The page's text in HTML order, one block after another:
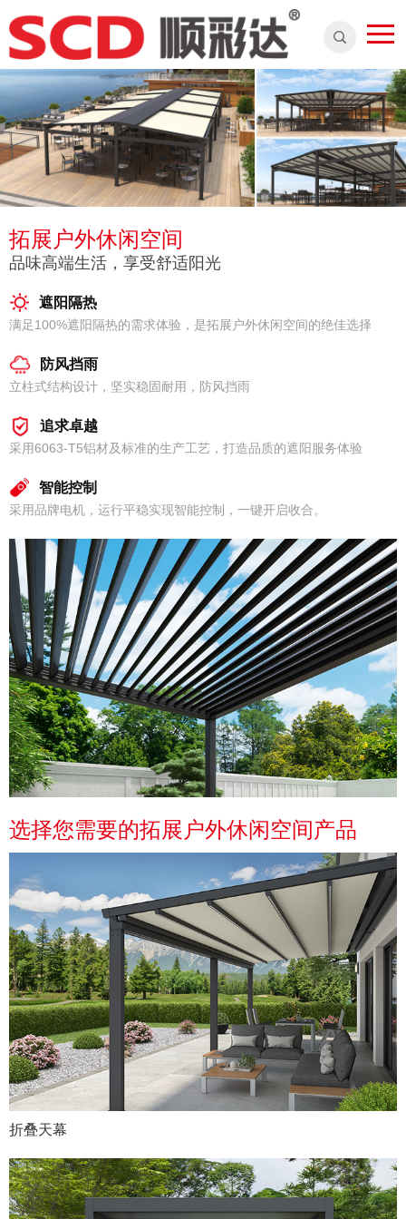
拓展户外休闲空间
品味高端生活，享受舒适阳光
遮阳隔热
满足100%遮阳隔热的需求体验，是拓展户外休闲空间的绝佳选择
防风挡雨
立柱式结构设计，坚实稳固耐用，防风挡雨
追求卓越
采用6063-T5铝材及标准的生产工艺，打造品质的遮阳服务体验
智能控制
采用品牌电机，运行平稳实现智能控制，一键开启收合。
选择您需要的拓展户外休闲空间产品
折叠天幕